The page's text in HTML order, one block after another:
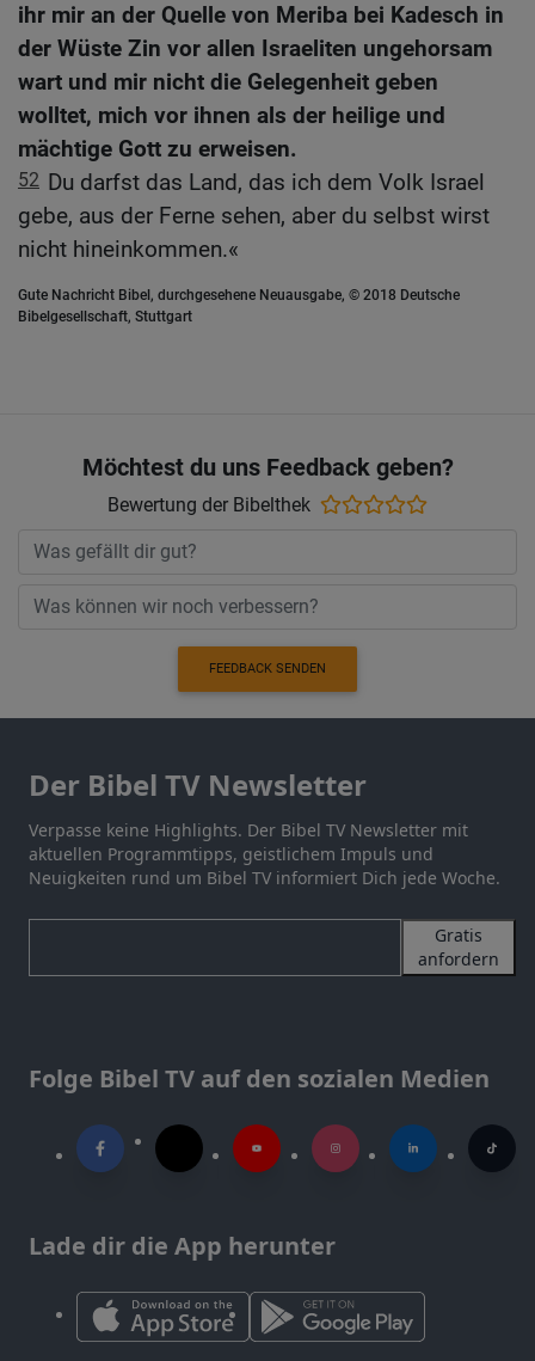
ihr mir an der Quelle von Meriba bei Kadesch in
der Wüste Zin vor allen Israeliten ungehorsam
wart und mir nicht die Gelegenheit geben
wolltet, mich vor ihnen als der heilige und
mächtige Gott zu erweisen.
52 Du darfst das Land, das ich dem Volk Israel
gebe, aus der Ferne sehen, aber du selbst wirst
nicht hineinkommen.«
Gute Nachricht Bibel, durchgesehene Neuausgabe, © 2018 Deutsche
Bibelgesellschaft, Stuttgart
Möchtest du uns Feedback geben?
Bewertung der Bibelthek
FEEDBACK SENDEN
Der Bibel TV Newsletter
Verpasse keine Highlights. Der Bibel TV Newsletter mit
aktuellen Programmtipps, geistlichem Impuls und
Neuigkeiten rund um Bibel TV informiert Dich jede Woche.
Gratis
anfordern
Folge Bibel TV auf den sozialen Medien
Lade dir die App herunter